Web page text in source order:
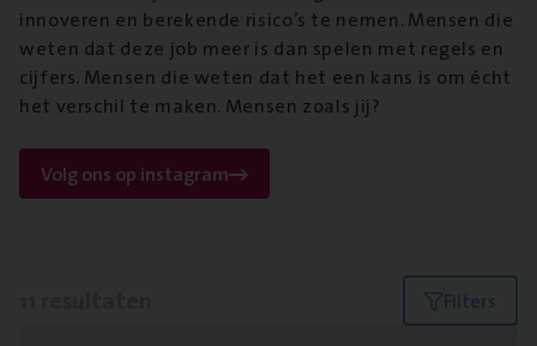
innoveren en berekende risico’s te nemen. Mensen die
weten dat deze job meer is dan spelen met regels en
cijfers. Mensen die weten dat het een kans is om écht
het verschil te maken. Mensen zoals jij?
Volg ons op instagram
Filters